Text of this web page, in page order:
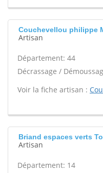
Couchevellou philippe
Artisan
Département: 44
Décrassage /
Voir la fiche artisan :
Briand espaces verts
Artisan
Département: 14